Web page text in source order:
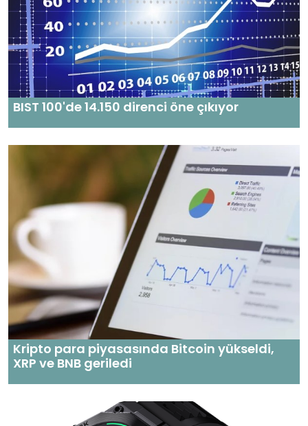
BIST 100'de 14.150 direnci öne çıkıyor
Kripto para piyasasında Bitcoin yükseldi,
XRP ve BNB geriledi